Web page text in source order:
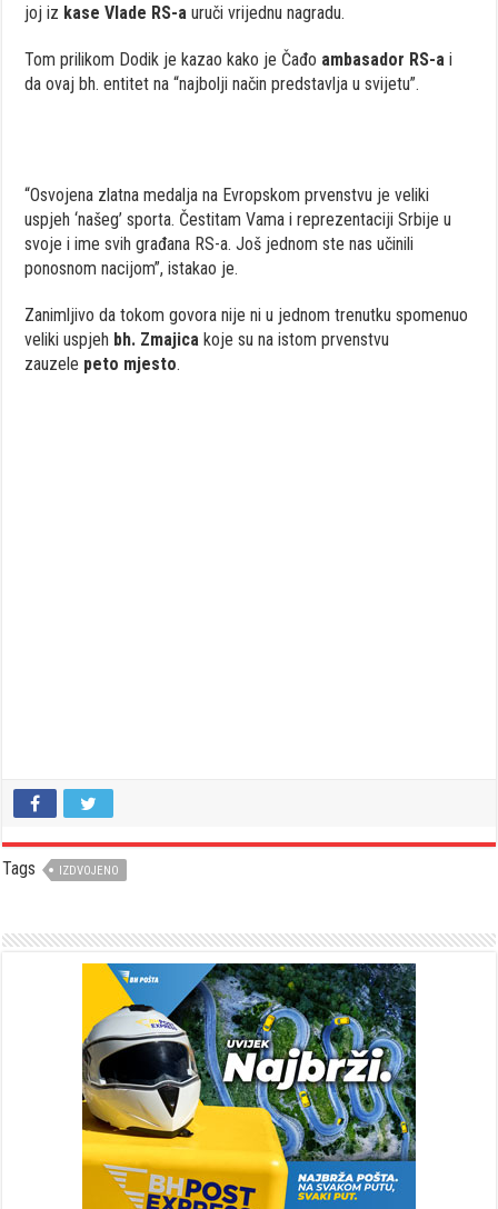
joj iz kase Vlade RS-a uruči vrijednu nagradu.
Tom prilikom Dodik je kazao kako je Čađo ambasador RS-a i
da ovaj bh. entitet na “najbolji način predstavlja u svijetu”.
“Osvojena zlatna medalja na Evropskom prvenstvu je veliki
uspjeh ‘našeg’ sporta. Čestitam Vama i reprezentaciji Srbije u
svoje i ime svih građana RS-a. Јoš jednom ste nas učinili
ponosnom nacijom”, istakao je.
Zanimljivo da tokom govora nije ni u jednom trenutku spomenuo
veliki uspjeh bh. Zmajica koje su na istom prvenstvu
zauzele peto mjesto.
Tags IZDVOJENO